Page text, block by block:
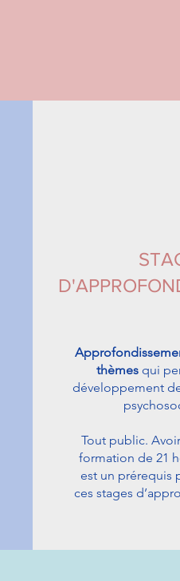
thèmes qui
développement
Tout public.
formation de 21
est un prérequis
ces stages